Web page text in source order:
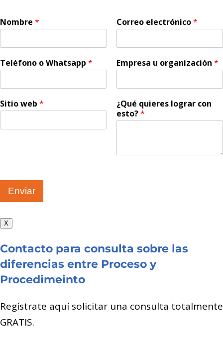
Nombre * Correo electrónico*
Teléfono o Whatsapp * Empresa u organización *
Sitio web *
¿Qué quieres lograr con
esto?*
Enviar
X
Contacto para consulta sobre las
diferencias entre Proceso y
Procedimeinto
Regístrate aquí solicitar una consulta totalmente
GRATIS.